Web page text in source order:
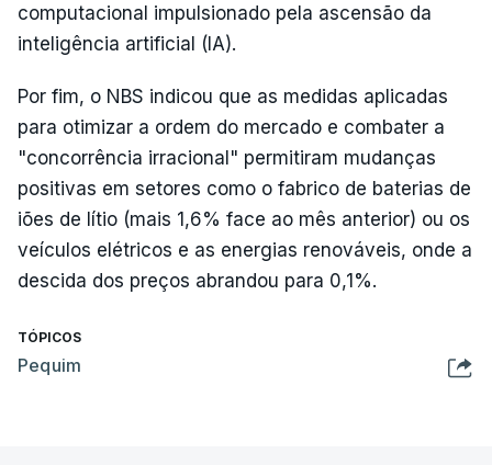
computacional impulsionado pela ascensão da
inteligência artificial (IA).
Por fim, o NBS indicou que as medidas aplicadas
para otimizar a ordem do mercado e combater a
"concorrência irracional" permitiram mudanças
positivas em setores como o fabrico de baterias de
iões de lítio (mais 1,6% face ao mês anterior) ou os
veículos elétricos e as energias renováveis, onde a
descida dos preços abrandou para 0,1%.
TÓPICOS
Pequim